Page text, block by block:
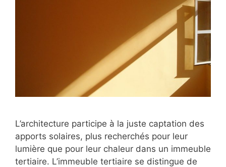
L’architecture participe à la juste captation des
apports solaires, plus recherchés pour leur
lumière que pour leur chaleur dans un immeuble
tertiaire. L’immeuble tertiaire se distingue de